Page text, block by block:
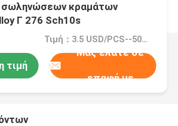
σωληνώσεων κραμάτων
Γ 276 Sch10s
Τιμή：3.5 USD/PCS--50439/PCS
τιμή
Μας ελάτε σε
επαφή με